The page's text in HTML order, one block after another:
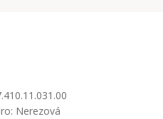
Nerezová